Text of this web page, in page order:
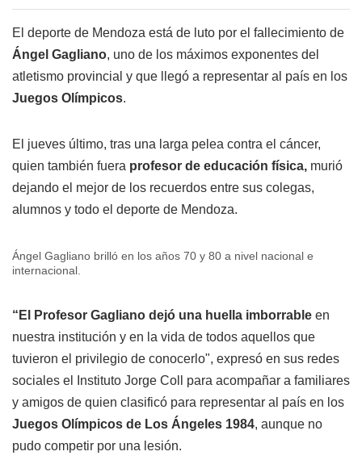
El deporte de Mendoza está de luto por el fallecimiento de
Ángel Gagliano, uno de los máximos exponentes del
atletismo provincial y que llegó a representar al país en los
Juegos Olímpicos.
El jueves último, tras una larga pelea contra el cáncer,
quien también fuera profesor de educación física, murió
dejando el mejor de los recuerdos entre sus colegas,
alumnos y todo el deporte de Mendoza.
Ángel Gagliano brilló en los años 70 y 80 a nivel nacional e
internacional.
“El Profesor Gagliano dejó una huella imborrable en
nuestra institución y en la vida de todos aquellos que
tuvieron el privilegio de conocerlo", expresó en sus redes
sociales el Instituto Jorge Coll para acompañar a familiares
y amigos de quien clasificó para representar al país en los
Juegos Olímpicos de Los Ángeles 1984, aunque no
pudo competir por una lesión.